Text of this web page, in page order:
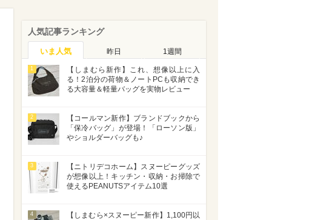
人気記事ランキング
いま人気 昨日 1週間
1
【しまむら新作】これ、想像以上に入
る！2泊分の荷物＆ノートPCも収納でき
る大容量＆軽量バッグを実物レビュー
2
【コールマン新作】ブランドブックから
「保冷バッグ」が登場！「ローソン版」
やショルダーバッグも♪
3
【ニトリデコホーム】スヌーピーグッズ
が想像以上！キッチン・収納・お掃除で
使えるPEANUTSアイテム10選
4
【しまむら×スヌーピー新作】1,100円以